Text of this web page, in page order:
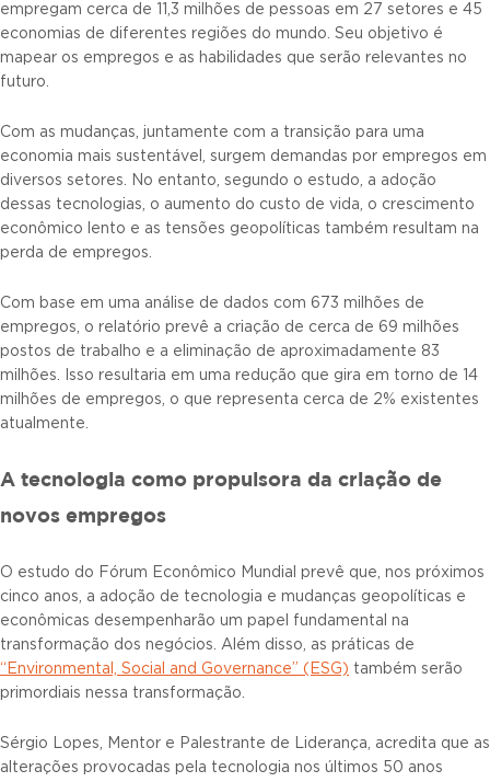
empregam cerca de 11,3 milhões de pessoas em 27 setores e 45
economias de diferentes regiões do mundo. Seu objetivo é
mapear os empregos e as habilidades que serão relevantes no
futuro.
Com as mudanças, juntamente com a transição para uma
economia mais sustentável, surgem demandas por empregos em
diversos setores. No entanto, segundo o estudo, a adoção
dessas tecnologias, o aumento do custo de vida, o crescimento
econômico lento e as tensões geopolíticas também resultam na
perda de empregos.
Com base em uma análise de dados com 673 milhões de
empregos, o relatório prevê a criação de cerca de 69 milhões
postos de trabalho e a eliminação de aproximadamente 83
milhões. Isso resultaria em uma redução que gira em torno de 14
milhões de empregos, o que representa cerca de 2% existentes
atualmente.
A tecnologia como propulsora da criação de
novos empregos
O estudo do Fórum Econômico Mundial prevê que, nos próximos
cinco anos, a adoção de tecnologia e mudanças geopolíticas e
econômicas desempenharão um papel fundamental na
transformação dos negócios. Além disso, as práticas de
“Environmental, Social and Governance” (ESG) também serão
primordiais nessa transformação.
Sérgio Lopes, Mentor e Palestrante de Liderança, acredita que as
alterações provocadas pela tecnologia nos últimos 50 anos